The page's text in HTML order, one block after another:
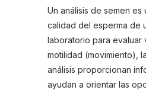
Un análisis de semen
calidad del esperma de
laboratorio para evaluar
motilidad (movimiento),
análisis proporcionan
ayudan a orientar las